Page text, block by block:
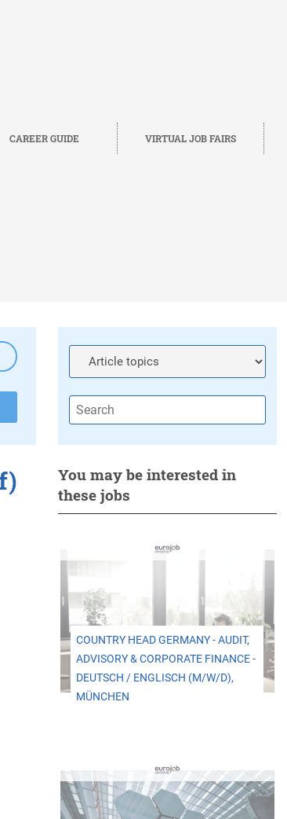
CAREER GUIDE VIRTUAL JOB FAIRS
You may be interested in
these jobs
COUNTRY HEAD GERMANY - AUDIT,
ADVISORY & CORPORATE FINANCE -
DEUTSCH / ENGLISCH (M/W/D),
MÜNCHEN